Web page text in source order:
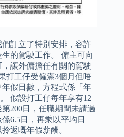
訂立了特別安排，容許
的駕駛工作。 僱主可向
讓外傭擔任有關的駕駛
打工仔受僱滿3個月但唔
假日數，方程式係「年
假設打工仔每年享有12
200日，任職期間未請過
6.5日，再乘以平均日
返嘅年假薪酬。